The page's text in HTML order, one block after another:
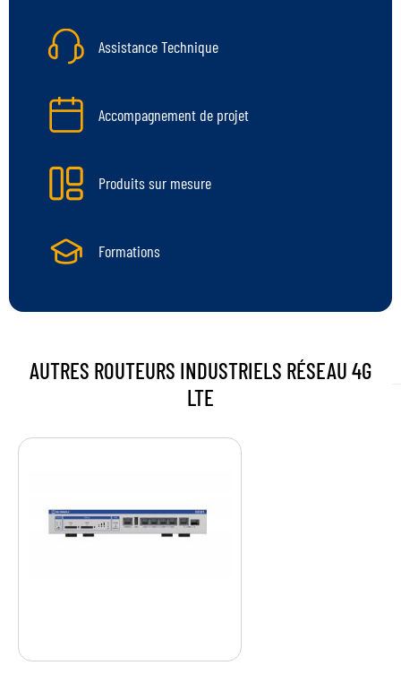
Assistance Technique
Accompagnement de projet
Produits sur mesure
Formations
AUTRES ROUTEURS INDUSTRIELS RÉSEAU 4G
LTE